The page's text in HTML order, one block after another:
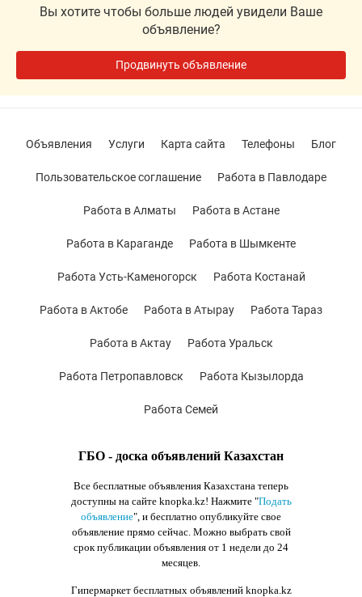
Вы хотите чтобы больше людей увидели Ваше
объявление?
Продвинуть объявление
ГБО - доска объявлений Казахстан
Все бесплатные объявления Казахстана теперь
доступны на сайте knopka.kz! Нажмите "Подать
объявление", и бесплатно опубликуйте свое
объявление прямо сейчас. Можно выбрать свой
срок публикации объявления от 1 недели до 24
месяцев.
Гипермаркет бесплатных объявлений knopka.kz
Объявления Услуги Карта сайта Телефоны Блог
Пользовательское соглашение Работа в Павлодаре
Работа в Алматы Работа в Астане
Работа в Караганде Работа в Шымкенте
Работа Усть-Каменогорск Работа Костанай
Работа в Актобе Работа в Атырау Работа Тараз
Работа в Актау Работа Уральск
Работа Петропавловск Работа Кызылорда
Работа Семей